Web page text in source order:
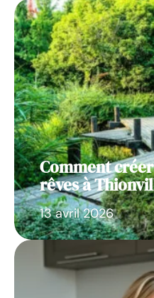
Comment
rêves à
13 avril 2026